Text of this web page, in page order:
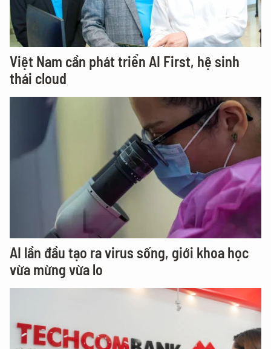
Việt Nam cần phát triển AI First, hệ sinh
thái cloud
AI lần đầu tạo ra virus sống, giới khoa học
vừa mừng vừa lo